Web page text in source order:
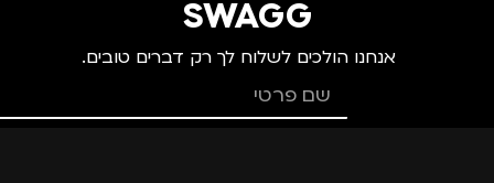
SWAGG
אנחנו הולכים לשלוח לך רק דברים טובים.